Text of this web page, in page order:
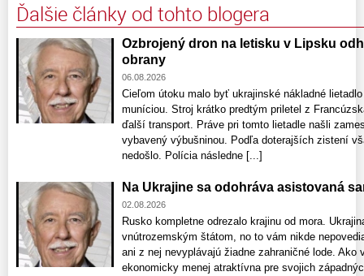
Ďalšie články od tohto blogera
Ozbrojený dron na letisku v Lipsku
obrany
06.08.2026
Cieľom útoku malo byť ukrajinské nákladné
muníciou. Stroj krátko predtým priletel z
ďalší transport. Práve pri tomto lietadle našli
vybavený výbušninou. Podľa doterajších zistení
nedošlo. Polícia následne [...]
Na Ukrajine sa odohráva asistovaná
02.08.2026
Rusko kompletne odrezalo krajinu od mora.
vnútrozemským štátom, no to vám nikde
ani z nej nevyplávajú žiadne zahraničné lode. Ako
ekonomicky menej atraktívna pre svojich